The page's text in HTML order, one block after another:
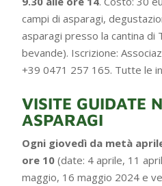
campi di asparagi,
asparagi presso la cantina di
bevande). Iscrizione:
+39 0471 257 165. Tutte le
VISITE GUIDATE
ASPARAGI
Ogni giovedì da metà
ore 10 (date: 4 aprile, 11
maggio, 16 maggio 2024 e